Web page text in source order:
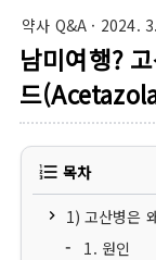
약사 Q&A · 2024.
남미여행?
드
목차
1) 고산병은
1. 원인